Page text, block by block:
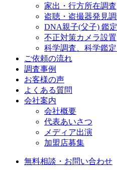
家出・行方所在調査
盗聴・盗撮器発見
DNA親子(父子) 鑑定
不正対策カメラ設置
科学調査、科学鑑
ご依頼の流れ
調査事例
お客様の声
よくある質問
会社案内
会社概要
代表あいさつ
メディア出演
加盟店募集
無料相談・お問い合わせ